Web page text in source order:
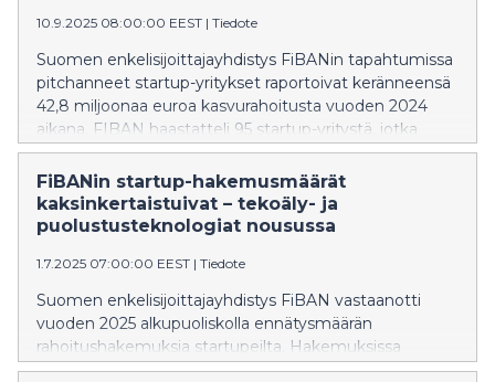
10.9.2025 08:00:00 EEST | Tiedote
Suomen enkelisijoittajayhdistys FiBANin tapahtumissa
pitchanneet startup-yritykset raportoivat keränneensä
42,8 miljoonaa euroa kasvurahoitusta vuoden 2024
aikana. FIBAN haastatteli 95 startup-yritystä, jotka
olivat pitchanneet FIBANin tapahtumissa sijoittajille
loppuvuonna 2023 sekä vuoden 2024 aikana.
Haastattelututkimus toteutettiin ensimmäistä kertaa.
FiBANin startup-hakemusmäärät
kaksinkertaistuivat – tekoäly- ja
puolustusteknologiat nousussa
1.7.2025 07:00:00 EEST | Tiedote
Suomen enkelisijoittajayhdistys FiBAN vastaanotti
vuoden 2025 alkupuoliskolla ennätysmäärän
rahoitushakemuksia startupeilta. Hakemuksissa
korostuivat erityisesti tekoälyyn, kestävään energiaan